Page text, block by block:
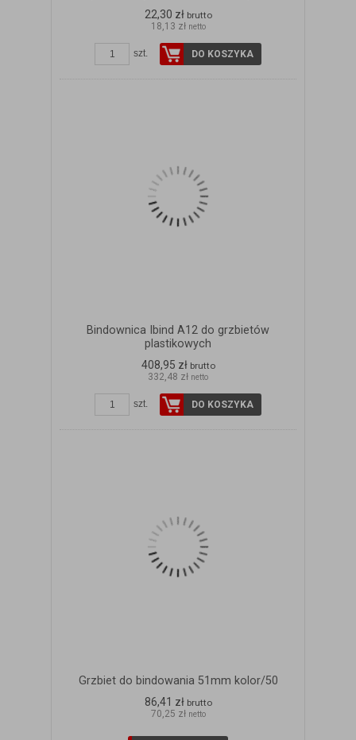
22,30 zł brutto
18,13 zł netto
szt. DO KOSZYKA
Bindownica Ibind A12 do grzbietów
plastikowych
408,95 zł brutto
332,48 zł netto
szt. DO KOSZYKA
Grzbiet do bindowania 51mm kolor/50
86,41 zł brutto
70,25 zł netto